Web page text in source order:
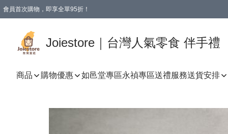
會員首次購物，即享全單95折！
Joiestore｜台灣人氣零食 伴手禮
商品 購物優惠 如邑堂專區永禎專區送禮服務送貨安排